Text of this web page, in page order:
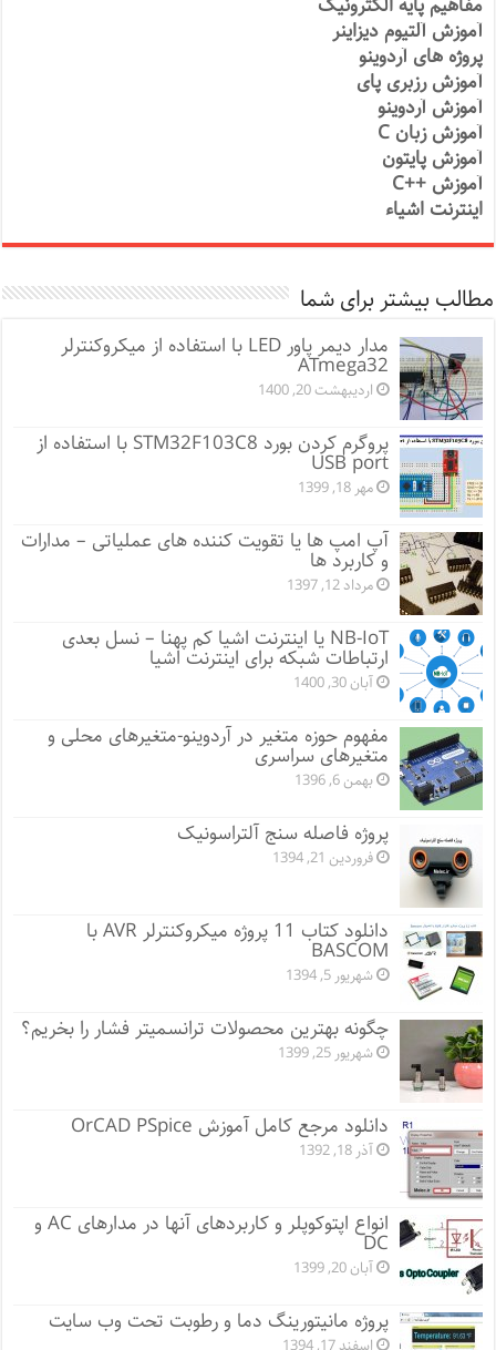
آموزش آلتیوم دیزاینر
پروژه های آردوینو
آموزش رزبری پای
آموزش آردوینو
آموزش زبان C
آموزش پایتون
آموزش ++C
اینترنت اشیاء
مطالب بیشتر برای شما
مدار دیمر پاور LED با استفاده از میکروکنترلر
ATmega32
اردیبهشت 20, 1400
پروگرم کردن بورد STM32F103C8 با استفاده از
USB port
مهر 18, 1399
آپ امپ ها یا تقویت کننده های عملیاتی – مدارات
و کاربرد ها
مرداد 12, 1397
NB-IoT یا اینترنت اشیا کم پهنا – نسل بعدی
ارتباطات شبکه برای اینترنت اشیا
آبان 30, 1400
مفهوم حوزه متغیر در آردوینو-متغیرهای محلی و
متغیرهای سراسری
بهمن 6, 1396
پروژه فاصله سنج آلتراسونیک
فروردین 21, 1394
دانلود کتاب 11 پروژه میکروکنترلر AVR با
BASCOM
شهریور 5, 1394
چگونه بهترین محصولات ترانسمیتر فشار را بخریم؟
شهریور 25, 1399
دانلود مرجع کامل آموزش OrCAD PSpice
آذر 18, 1392
انواع اپتوکوپلر و کاربردهای آنها در مدارهای AC و
DC
آبان 20, 1399
پروژه مانيتورينگ دما و رطوبت تحت وب سایت